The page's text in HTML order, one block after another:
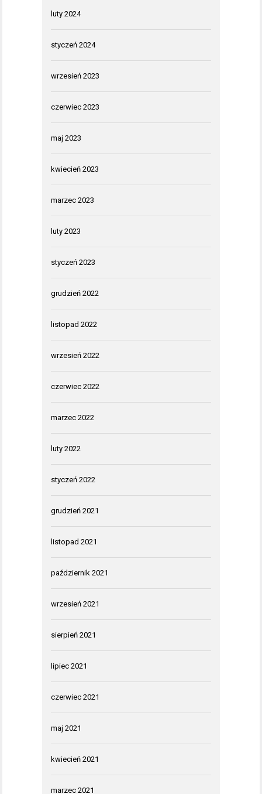
luty 2024
styczeń 2024
wrzesień 2023
czerwiec 2023
maj 2023
kwiecień 2023
marzec 2023
luty 2023
styczeń 2023
grudzień 2022
listopad 2022
wrzesień 2022
czerwiec 2022
marzec 2022
luty 2022
styczeń 2022
grudzień 2021
listopad 2021
październik 2021
wrzesień 2021
sierpień 2021
lipiec 2021
czerwiec 2021
maj 2021
kwiecień 2021
marzec 2021